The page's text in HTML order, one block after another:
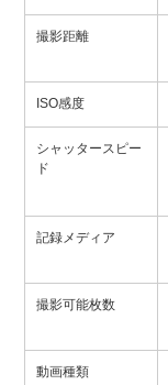
撮影距離
ISO感度
シャッタースピー
ド
記録メディア
撮影可能枚数
動画種類